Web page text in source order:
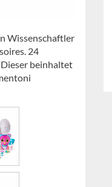
Wissenschaftler
24
beinhaltet